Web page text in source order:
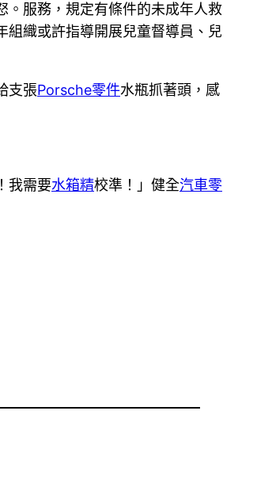
。服務，規定有條件的未成年人救
組織或許指導開展兒童督導員、兒
支張Porsche零件水瓶抓著頭，感
我需要水箱精校準！」健全汽車零